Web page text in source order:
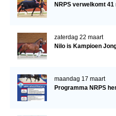
NRPS verwelkomt
zaterdag 22 maart
Nilo is Kampioen
maandag 17 maart
Programma NRPS